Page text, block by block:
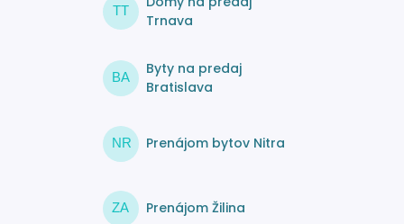
TT
Trnava
BA
Byty na predaj
Bratislava
NR Prenájom bytov Nitra
ZA Prenájom Žilina